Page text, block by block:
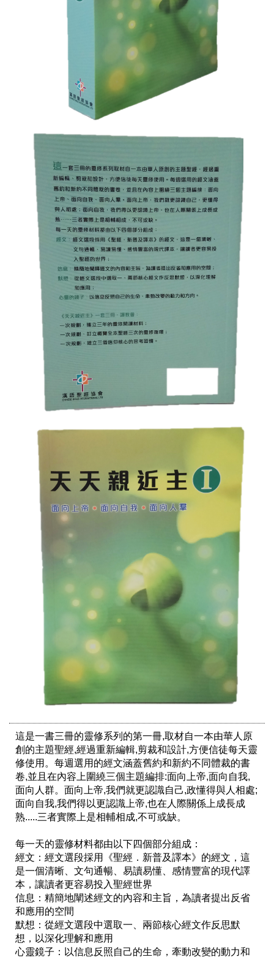
這是一書三冊的靈修系列的第一冊,取材自一本由華人原
創的主題聖經,經過重新編輯,剪裁和設計,方便信徒每天靈
修使用。每週選用的經文涵蓋舊約和新約不同體裁的書
卷,並且在內容上圍繞三個主題編排:面向上帝,面向自我,
面向人群。面向上帝,我們就更認識自己,政懂得與人相處;
面向自我,我們得以更認識上帝,也在人際關係上成長成
熟.....三者實際上是相輔相成,不可或缺。
每一天的靈修材料都由以下四個部分組成：
經文：經文選段採用《聖經．新普及譯本》的經文，這
是一個清晰、文句通暢、易讀易懂、感情豐富的現代譯
本，讓讀者更容易投入聖經世界
信息：精簡地闡述經文的內容和主旨，為讀者提出反省
和應用的空間
默想：從經文選段中選取一、兩節核心經文作反思默
想，以深化理解和應用
心靈鏡子：以信息反照自己的生命，牽動改變的動力和